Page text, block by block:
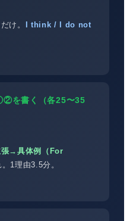
け。
I think / I do not
を書く（各25〜35
張→具体例（For
1理由3.5分。